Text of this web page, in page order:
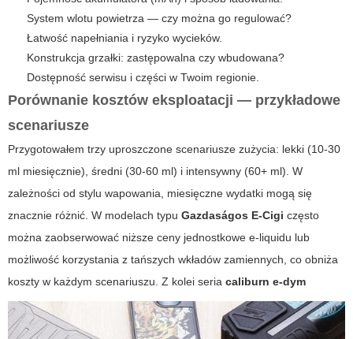
System wlotu powietrza — czy można go regulować?
Łatwość napełniania i ryzyko wycieków.
Konstrukcja grzałki: zastępowalna czy wbudowana?
Dostępność serwisu i części w Twoim regionie.
Porównanie kosztów eksploatacji — przykładowe
scenariusze
Przygotowałem trzy uproszczone scenariusze zużycia: lekki (10-30
ml miesięcznie), średni (30-60 ml) i intensywny (60+ ml). W
zależności od stylu wapowania, miesięczne wydatki mogą się
znacznie różnić. W modelach typu Gazdaságos E-Cigi często
można zaobserwować niższe ceny jednostkowe e-liquidu lub
możliwość korzystania z tańszych wkładów zamiennych, co obniża
koszty w każdym scenariuszu. Z kolei seria caliburn e-dym